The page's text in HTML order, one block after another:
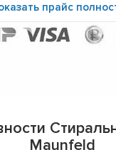
прайс
Maunfeld